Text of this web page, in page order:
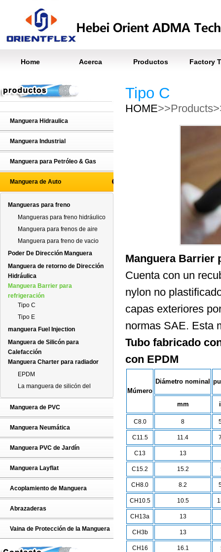
Home Acerca Productos Factory
Manguera Hidraulica
Manguera Industrial
Manguera para Petróleo & Gas
Manguera de Auto
Mangueras para freno
Mangueras para freno hidráulico
Manguera para frenos de aire
Manguera para freno de vacio
Poder De Dirección Manguera
Manguera de retorno de Dirección
Hidráulica
Manguera Barrier para
refrigeración
Tipo C
Tipo E
manguera Fuel Injection
Manguera de Silicón para
Calefacción
Manguera Charter para radiador
EPDM
La manguera de silicón del
radiador
Manguera de PVC
Manguera Neumática
Manguera PVC de Jardín
Manguera Layflat
Acoplamiento de Manguera
Abrazaderas
Vaina de Protección de la Manguera
Tipo C
HOME
Manguera Barrier
Cuenta con un
nylon no
capas exteriores
normas SAE. Esta
Tubo fabricado
con EPDM
Múmero
Diámetro nominal
mm
C8.0 8
C11.5 11.4
C13 13
C15.2 15.2
CH8.0 8.2
CH10.5 10.5
CH13a 13
CH3b 13
CH16 16.1